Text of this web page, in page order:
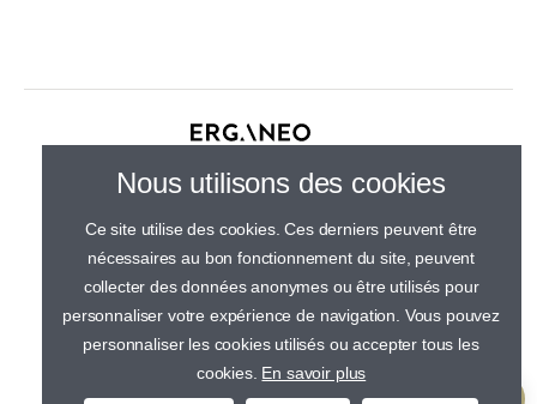
01 44 23 21 50
Nous utilisons des cookies
Ce site utilise des cookies. Ces derniers peuvent être
nécessaires au bon fonctionnement du site, peuvent
collecter des données anonymes ou être utilisés pour
personnaliser votre expérience de navigation. Vous pouvez
personnaliser les cookies utilisés ou accepter tous les
cookies. En savoir plus